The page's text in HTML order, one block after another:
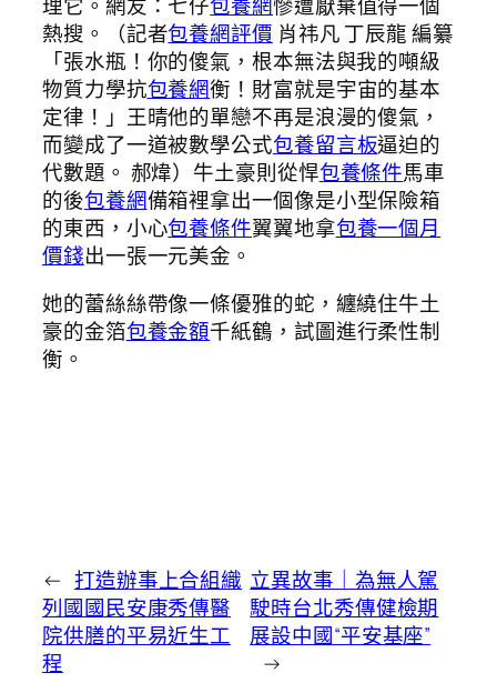
熱搜。（記者包養網評價 肖祎凡 丁辰龍 編纂
「張水瓶！你的傻氣，根本無法與我的噸級
物質力學抗包養網衡！財富就是宇宙的基本
定律！」王晴他的單戀不再是浪漫的傻氣，
而變成了一道被數學公式包養留言板逼迫的
代數題。 郝煒）牛土豪則從悍包養條件馬車
的後包養網備箱裡拿出一個像是小型保險箱
的東西，小心包養條件翼翼地拿包養一個月
價錢出一張一元美金。
她的蕾絲絲帶像一條優雅的蛇，纏繞住牛土
豪的金箔包養金額千紙鶴，試圖進行柔性制
衡。
← 打造辦事上合組織
列國國民安康秀傳醫
院供膳的平易近生工
程
立異故事｜為無人駕
駛時台北秀傳健檢期
展設中國“平安基座”
→